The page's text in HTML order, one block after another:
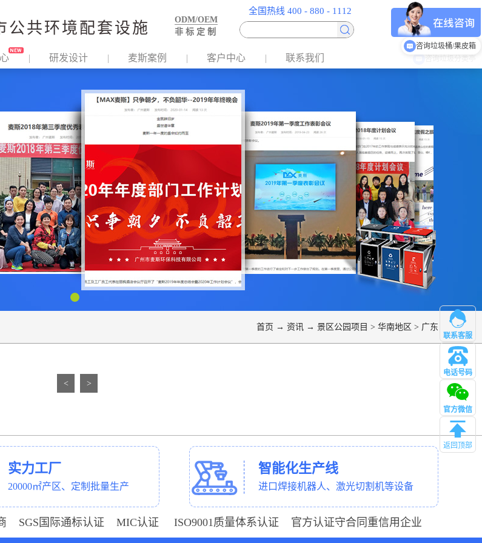
公共环境配套设施
ODM/OEM
非 标 定 制
全国热线 400 - 880 - 1112
研发设计 麦斯案例 客户中心 联系我们
首页 → 资讯 → 景区公园项目 > 华南地区 > 广东
< >
实力工厂
20000㎡产区、定制批量生产
智能化生产线
进口焊接机器人、激光切割机等设备
商 SGS国际通标认证 MIC认证 ISO9001质量体系认证 官方认证守合同重信用企业
联系客服
电话号码
管理
官方微信
返回顶部
咨询垃圾桶/果皮箱